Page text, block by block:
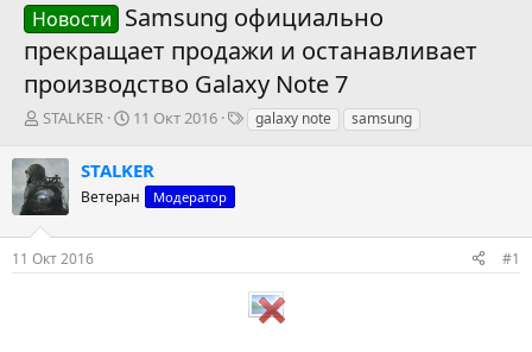
Новости Samsung официально
прекращает продажи и останавливает
производство Galaxy Note 7
А
т
о
р
м
STALKER
Д
а
н
ч
11 Окт 2016
Тgalaxy note samsung
STALKER
Ветеран Модератор
11 Окт 2016 #1